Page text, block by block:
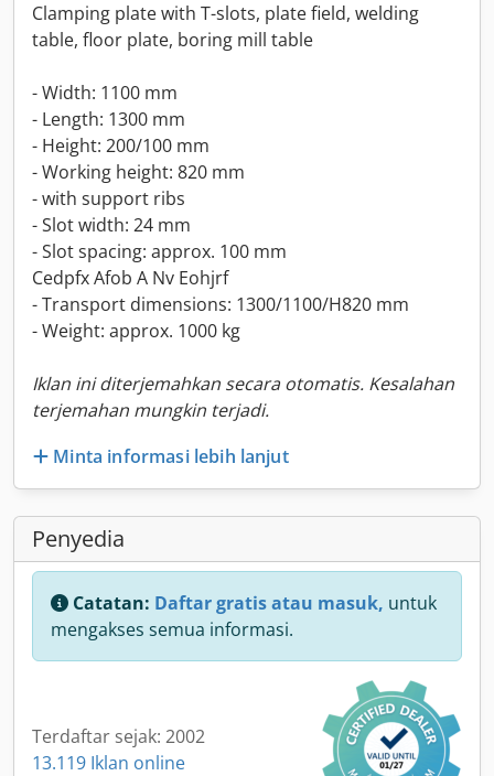
Clamping plate with T-slots, plate field, welding
table, floor plate, boring mill table
- Width: 1100 mm
- Length: 1300 mm
- Height: 200/100 mm
- Working height: 820 mm
- with support ribs
- Slot width: 24 mm
- Slot spacing: approx. 100 mm
Cedpfx Afob A Nv Eohjrf
- Transport dimensions: 1300/1100/H820 mm
- Weight: approx. 1000 kg
Iklan ini diterjemahkan secara otomatis. Kesalahan
terjemahan mungkin terjadi.
Minta informasi lebih lanjut
Penyedia
Catatan: Daftar gratis atau masuk, untuk
mengakses semua informasi.
Terdaftar sejak: 2002
13.119 Iklan online